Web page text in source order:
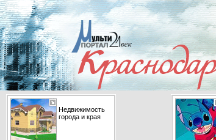
Недвижимость
города и края